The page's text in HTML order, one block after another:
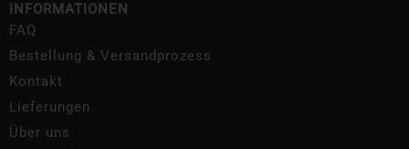
INFORMATIONEN
FAQ
Bestellung & Versandprozess
Kontakt
Lieferungen
Über uns